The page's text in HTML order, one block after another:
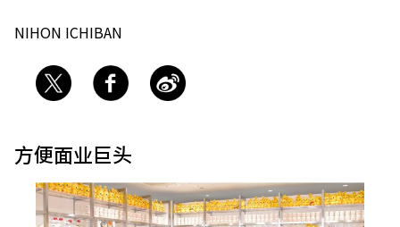
NIHON ICHIBAN
方便面业巨头